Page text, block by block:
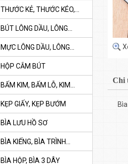
THƯỚC KẺ, THƯỚC KÉO,...
BÚT LÔNG DẦU, LÔNG...
MỰC LÔNG DẦU, LÔNG...
HỘP CẮM BÚT
BẤM KIM, BẤM LỖ, KIM...
KẸP GIẤY, KẸP BƯỚM
BÌA LƯU HỒ SƠ
BÌA KIẾNG, BÌA TRÌNH...
BÌA HỘP, BÌA 3 DÂY
Chi